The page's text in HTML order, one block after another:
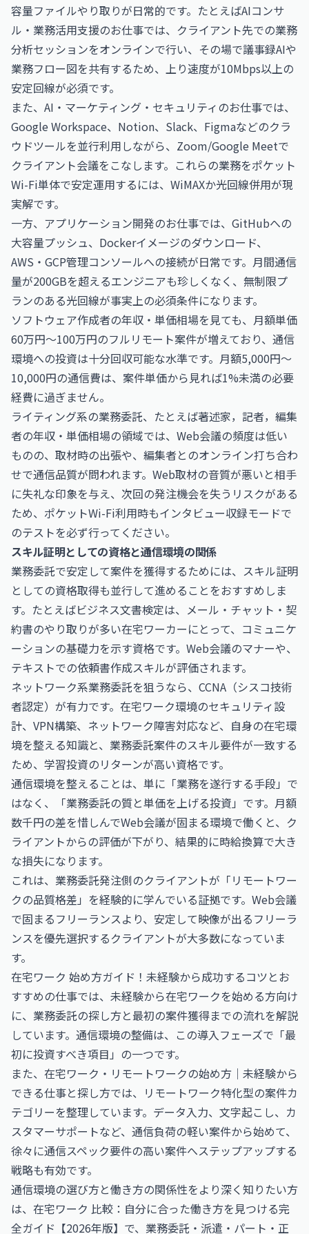
容量ファイルやり取りが日常的です。たとえばAIコンサ
ル・業務活用支援のお仕事では、クライアント先での業務
分析セッションをオンラインで行い、その場で議事録AIや
業務フロー図を共有するため、上り速度が10Mbps以上の
安定回線が必須です。
また、 AI・マーケティング・セキュリティのお仕事では、
Google Workspace、Notion、Slack、Figmaなどのクラ
ウドツールを並行利用しながら、Zoom/Google Meetで
クライアント会議をこなします。これらの業務をポケット
Wi-Fi単体で安定運用するには、WiMAXか光回線併用が現
実解です。
一方、 アプリケーション開発のお仕事では、GitHubへの
大容量プッシュ、Dockerイメージのダウンロード、
AWS・GCP管理コンソールへの接続が日常です。月間通信
量が200GBを超えるエンジニアも珍しくなく、無制限プ
ランのある光回線が事実上の必須条件になります。
ソフトウェア作成者の年収・単価相場を見ても、月額単価
60万円〜100万円のフルリモート案件が増えており、通信
環境への投資は十分回収可能な水準です。月額5,000円〜
10,000円の通信費は、案件単価から見れば1%未満の必要
経費に過ぎません。
ライティング系の業務委託、たとえば著述家，記者，編集
者の年収・単価相場の領域では、Web会議の頻度は低い
ものの、取材時の出張や、編集者とのオンライン打ち合わ
せで通信品質が問われます。Web取材の音質が悪いと相手
に失礼な印象を与え、次回の発注機会を失うリスクがある
ため、ポケットWi-Fi利用時もインタビュー収録モードで
のテストを必ず行ってください。
スキル証明としての資格と通信環境の関係
業務委託で安定して案件を獲得するためには、スキル証明
としての資格取得も並行して進めることをおすすめしま
す。たとえばビジネス文書検定は、メール・チャット・契
約書のやり取りが多い在宅ワーカーにとって、コミュニケ
ーションの基礎力を示す資格です。Web会議のマナーや、
テキストでの依頼書作成スキルが評価されます。
ネットワーク系業務委託を狙うなら、 CCNA（シスコ技術
者認定） が有力です。在宅ワーク環境のセキュリティ設
計、VPN構築、ネットワーク障害対応など、自身の在宅環
境を整える知識と、業務委託案件のスキル要件が一致する
ため、学習投資のリターンが高い資格です。
通信環境を整えることは、単に「業務を遂行する手段」で
はなく、「業務委託の質と単価を上げる投資」です。月額
数千円の差を惜しんでWeb会議が固まる環境で働くと、ク
ライアントからの評価が下がり、結果的に時給換算で大き
な損失になります。
これは、業務委託発注側のクライアントが「リモートワー
クの品質格差」を経験的に学んでいる証拠です。Web会議
で固まるフリーランスより、安定して映像が出るフリーラ
ンスを優先選択するクライアントが大多数になっていま
す。
在宅ワーク 始め方ガイド！未経験から成功するコツとお
すすめの仕事では、未経験から在宅ワークを始める方向け
に、業務委託の探し方と最初の案件獲得までの流れを解説
しています。通信環境の整備は、この導入フェーズで「最
初に投資すべき項目」の一つです。
また、 在宅ワーク・リモートワークの始め方｜未経験から
できる仕事と探し方では、リモートワーク特化型の案件カ
テゴリーを整理しています。データ入力、文字起こし、カ
スタマーサポートなど、通信負荷の軽い案件から始めて、
徐々に通信スペック要件の高い案件へステップアップする
戦略も有効です。
通信環境の選び方と働き方の関係性をより深く知りたい方
は、 在宅ワーク 比較：自分に合った働き方を見つける完
全ガイド【2026年版】 で、業務委託・派遣・パート・正